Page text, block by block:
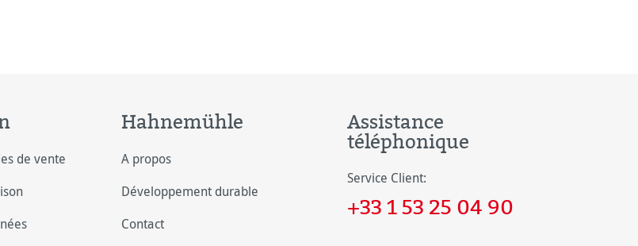
de vente
Hahnemühle
A propos
Développement durable
Contact
Assistance
téléphonique
Service Client:
+33 1 53 25 04 90